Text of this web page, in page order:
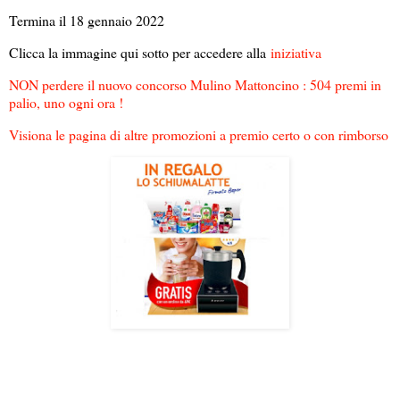
Termina il 18 gennaio 2022
Clicca la immagine qui sotto per accedere alla iniziativa
NON perdere il nuovo concorso Mulino Mattoncino : 504 premi in
palio, uno ogni ora !
Visiona le pagina di altre promozioni a premio certo o con rimborso